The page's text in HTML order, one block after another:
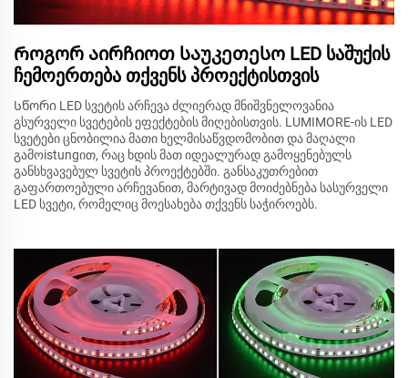
Როგორ აირჩიოთ საუკეთესო LED საშუქის
ჩემოერთება თქვენს პროექტისთვის
Სწორი LED სვეტის არჩევა ძლიერად მნიშვნელოვანია
გსურველი სვეტების ეფექტების მიღებისთვის. LUMIMORE-ის LED
სვეტები ცნობილია მათი ხელმისაწვდომობით და მაღალი
გამოistungით, რაც ხდის მათ იდეალურად გამოყენებულს
განსხვავებულ სვეტის პროექტებში. განსაკუთრებით
გაფართოებული არჩევანით, მარტივად მოიძებნება სასურველი
LED სვეტი, რომელიც მოესახება თქვენს საჭიროებს.